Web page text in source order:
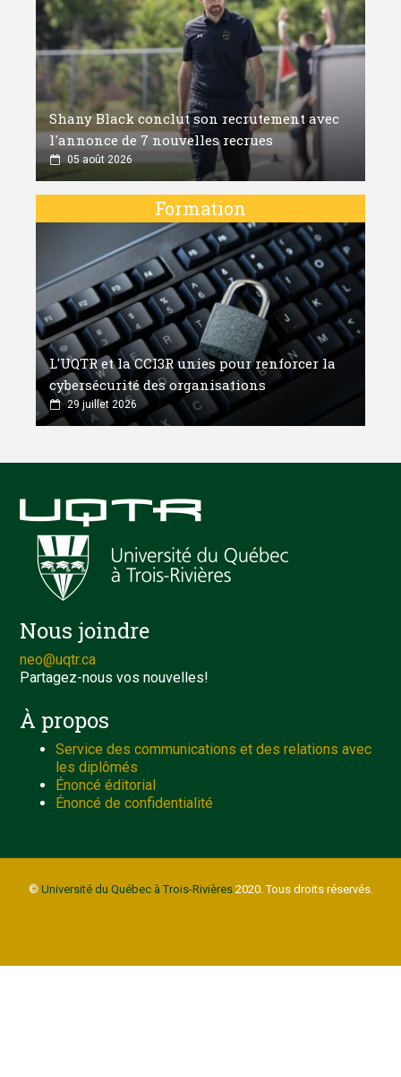
Shany Black conclut son recrutement avec
l'annonce de 7 nouvelles recrues
05 août 2026
Formation
L'UQTR et la CCI3R unies pour renforcer la
cybersécurité des organisations
29 juillet 2026
Nous joindre
neo@uqtr.ca
Partagez-nous vos nouvelles!
À propos
Service des communications et des relations avec
les diplômés
Énoncé éditorial
Énoncé de confidentialité
© Université du Québec à Trois-Rivières2020. Tous droits réservés.